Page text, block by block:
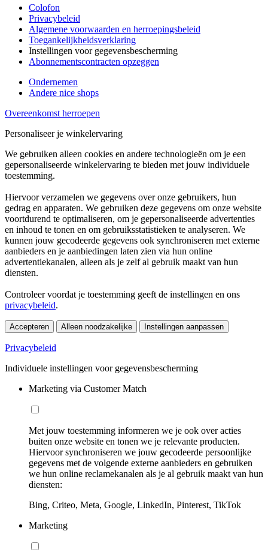
Colofon
Privacybeleid
Algemene voorwaarden en herroepingsbeleid
Toegankelijkheidsverklaring
Instellingen voor gegevensbescherming
Abonnementscontracten opzeggen
Ondernemen
Andere nice shops
Overeenkomst herroepen
Personaliseer je winkelervaring
We gebruiken alleen cookies en andere technologieën om je een
gepersonaliseerde winkelervaring te bieden met jouw individuele
toestemming.
Hiervoor verzamelen we gegevens over onze gebruikers, hun
gedrag en apparaten. We gebruiken deze gegevens om onze website
voortdurend te optimaliseren, om je gepersonaliseerde advertenties
en inhoud te tonen en om gebruiksstatistieken te analyseren. We
kunnen jouw gecodeerde gegevens ook synchroniseren met externe
aanbieders en je aanbiedingen laten zien via hun online
advertentiekanalen, alleen als je zelf al gebruik maakt van hun
diensten.
Controleer voordat je toestemming geeft de instellingen en ons
privacybeleid.
Accepteren Alleen noodzakelijke Instellingen aanpassen
Privacybeleid
Individuele instellingen voor gegevensbescherming
Marketing via Customer Match
Met jouw toestemming informeren we je ook over acties
buiten onze website en tonen we je relevante producten.
Hiervoor synchroniseren we jouw gecodeerde persoonlijke
gegevens met de volgende externe aanbieders en gebruiken
we hun online reclamekanalen als je al gebruik maakt van hun
diensten:
Bing, Criteo, Meta, Google, LinkedIn, Pinterest, TikTok
Marketing